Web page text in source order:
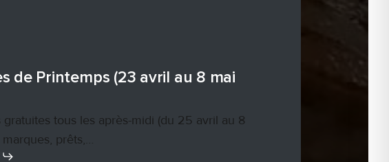
de Printemps (23 avril au 8 mai
gratuites tous les après-midi (du 25 avril au 8
marques, prêts,…